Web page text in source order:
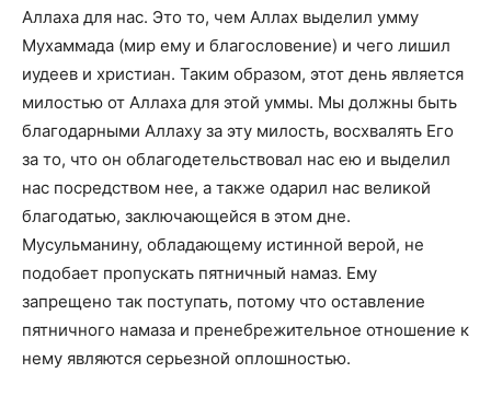
Аллаха для нас. Это то, чем Аллах выделил умму
Мухаммада (мир ему и благословение) и чего лишил
иудеев и христиан. Таким образом, этот день является
милостью от Аллаха для этой уммы. Мы должны быть
благодарными Аллаху за эту милость, восхвалять Его
за то, что он облагодетельствовал нас ею и выделил
нас посредством нее, а также одарил нас великой
благодатью, заключающейся в этом дне.
Мусульманину, обладающему истинной верой, не
подобает пропускать пятничный намаз. Ему
запрещено так поступать, потому что оставление
пятничного намаза и пренебрежительное отношение к
нему являются серьезной оплошностью.